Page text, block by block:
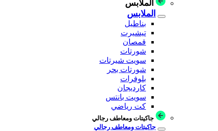
الملابس
الملابس
بناطيل
تيشيرت
قمصان
شورتات
سويت شيرتات
شورتات بحر
بلوفرات
كارديجان
سويت بانتس
كت رياضي
جاكيتات ومعاطف رجالي
جاكيتات ومعاطف رجالي